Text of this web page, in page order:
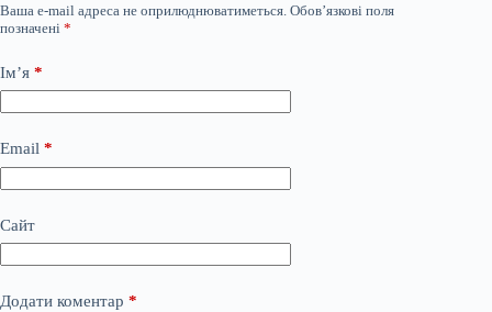
Ваша e-mail адреса не оприлюднюватиметься. Обов’язкові поля
позначені *
Ім’я *
Email *
Сайт
Додати коментар *